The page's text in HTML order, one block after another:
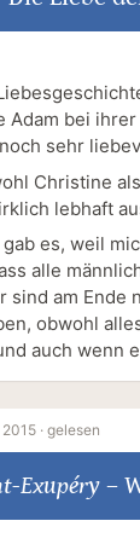
Adam bei
sehr
Christine
lebhaft
es, weil
alle
sind am
obwohl
auch wenn
· gelesen
Exupéry–